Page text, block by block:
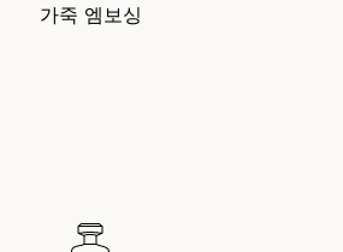
가죽 엠보싱